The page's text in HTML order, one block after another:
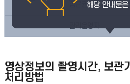
접근권한자
영상정보의 촬영시간, 보관
처리방법